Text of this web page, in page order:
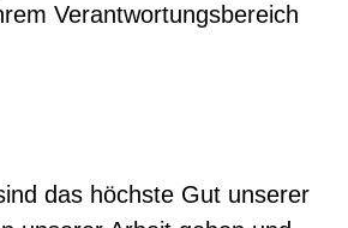
Verantwortungsbereich
das höchste Gut unserer